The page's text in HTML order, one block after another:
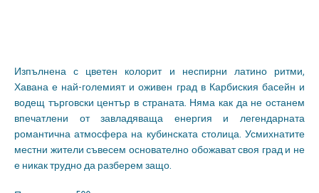
Изпълнена с цветен колорит и неспирни латино ритми,
Хавана е най-големият и оживен град в Карбиския басейн и
водещ търговски център в страната. Няма как да не останем
впечатлени от завладяваща енергия и легендарната
романтична атмосфера на кубинската столица. Усмихнатите
местни жители съвесем основателно обожават своя град и не
е никак трудно да разберем защо.